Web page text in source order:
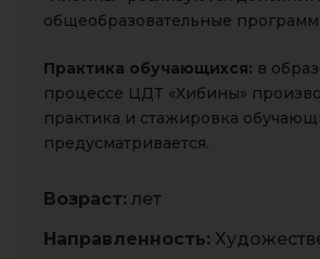
общеобразовательные
Практика обучающихся: в
процессе ЦДТ «Хибины»
практика и стажировка
предусматривается.
Возраст: лет
Направленность: